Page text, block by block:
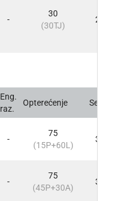
-
30
(30TJ)
2
Eng.
raz.
Opterećenje Sem
-
75
(15P+60L)
3
-
75
(45P+30A)
3